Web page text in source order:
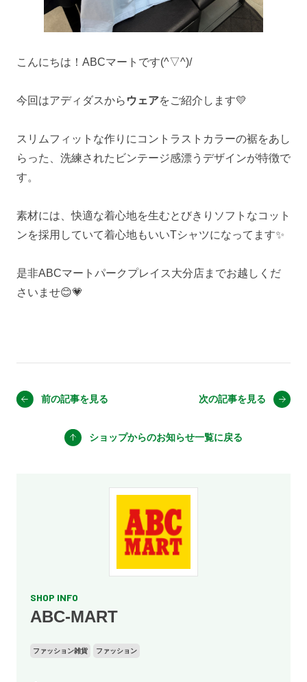
こんにちは！ABCマートです(^▽^)/
今回はアディダスから ウェアをご紹介します💛
スリムフィットな作りにコントラストカラーの裾をあし
らった、洗練されたビンテージ感漂うデザインが特徴で
す。
素材には、快適な着心地を生むとびきりソフトなコット
ンを採用していて着心地もいいTシャツになってます✨
是非ABCマートパークプレイス大分店までお越しくだ
さいませ😊💗
前の記事を見る 次の記事を見る
ショップからのお知らせ一覧に戻る
SHOP INFO
ABC-MART
ファッション雑貨 ファッション